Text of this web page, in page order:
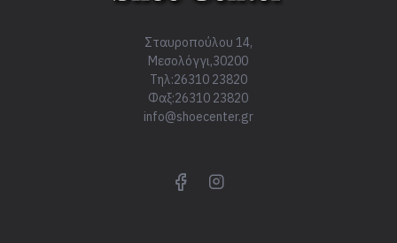
Σταυροπούλου 14,
Μεσολόγγι,30200
Τηλ:26310 23820
Φαξ:26310 23820
info@shoecenter.gr